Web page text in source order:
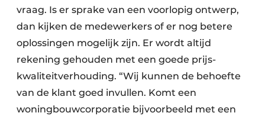
vraag. Is er sprake van een voorlopig ontwerp,
dan kijken de medewerkers of er nog betere
oplossingen mogelijk zijn. Er wordt altijd
rekening gehouden met een goede prijs-
kwaliteitverhouding. “Wij kunnen de behoefte
van de klant goed invullen. Komt een
woningbouwcorporatie bijvoorbeeld met een